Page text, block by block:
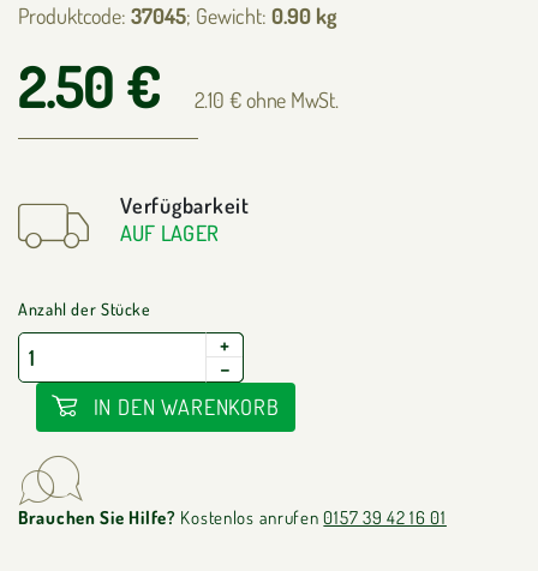
Produktcode:37045; Gewicht: 0.90 kg
2.50 € 2.10 € ohne MwSt.
Verfügbarkeit
AUF LAGER
Anzahl der Stücke
+
−
IN DEN WARENKORB
Brauchen Sie Hilfe? Kostenlos anrufen0157 39 42 16 01